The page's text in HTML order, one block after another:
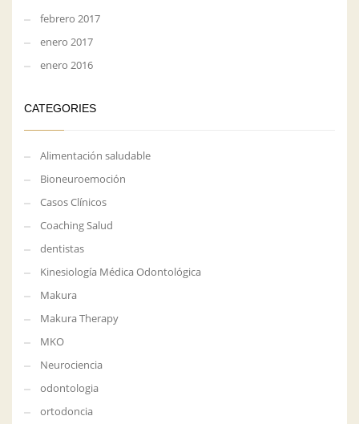
febrero 2017
enero 2017
enero 2016
CATEGORIES
Alimentación saludable
Bioneuroemoción
Casos Clínicos
Coaching Salud
dentistas
Kinesiología Médica Odontológica
Makura
Makura Therapy
MKO
Neurociencia
odontologia
ortodoncia